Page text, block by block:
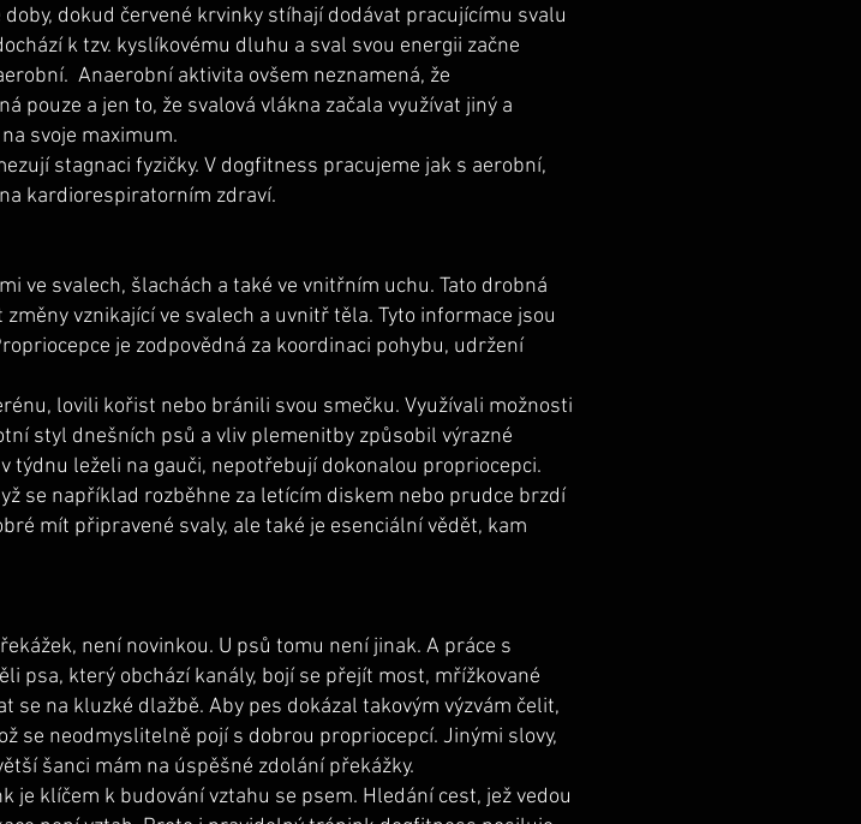
dokud červené krvinky stíhají dodávat pracujícímu svalu
k tzv. kyslíkovému dluhu a sval svou energii začne
Anaerobní aktivita ovšem neznamená, že
pouze a jen to, že svalová vlákna začala využívat jiný a
svoje maximum.
stagnaci fyzičky. V dogfitness pracujeme jak s aerobní,
kardiorespiratorním zdraví.
ve svalech, šlachách a také ve vnitřním uchu. Tato drobná
vznikající ve svalech a uvnitř těla. Tyto informace jsou
je zodpovědná za koordinaci pohybu, udržení
lovili kořist nebo bránili svou smečku. Využívali možnosti
styl dnešních psů a vliv plemenitby způsobil výrazné
týdnu leželi na gauči, nepotřebují dokonalou propriocepci.
se například rozběhne za letícím diskem nebo prudce brzdí
mít připravené svaly, ale také je esenciální vědět, kam
není novinkou. U psů tomu není jinak. A práce s
psa, který obchází kanály, bojí se přejít most, mřížkované
se na kluzké dlažbě. Aby pes dokázal takovým výzvám čelit,
se neodmyslitelně pojí s dobrou propriocepcí. Jinými slovy,
šanci mám na úspěšné zdolání překážky.
klíčem k budování vztahu se psem. Hledání cest, jež vedou